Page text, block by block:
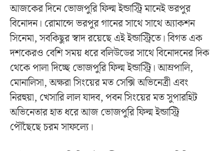
আজকের দিনে ভোজপুরি ফিল্ম ইন্ডাস্ট্রি মানেই ভরপুর
বিনোদন। রোমান্সে ভরপুর গানের সাথে সাথে অ্যাকশন
সিনেমা, সবকিছুর স্বাদ রয়েছে এই ইন্ডাস্ট্রিতে। বিগত এক
দশকেরও বেশি সময় ধরে বলিউডের সাথে বিনোদনের দিক
থেকে পালা দিচ্ছে ভোজপুরি ফিল্ম ইন্ডাস্ট্রি। আম্রপালি,
মোনালিসা, অক্ষরা সিংয়ের মত সেক্সি অভিনেত্রী এবং
নিরহুয়া, খেসারি লাল যাদব, পবন সিংয়ের মত সুপারহিট
অভিনেতার হাত ধরে আজ ভোজপুরি ফিল্ম ইন্ডাস্ট্রি
পৌঁছেছে চরম সাফল্যে।